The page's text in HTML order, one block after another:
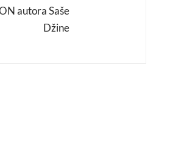
autora Saše
Džine